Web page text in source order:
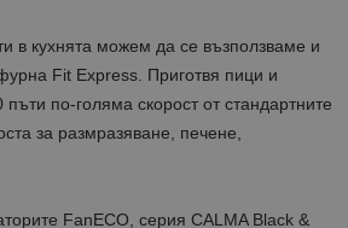
в кухнята можем да се възползваме и
Fit Express. Приготвя пици и
пъти по-голяма скорост от стандартните
за размразяване, печене,
FanECO, серия CALMA Black &